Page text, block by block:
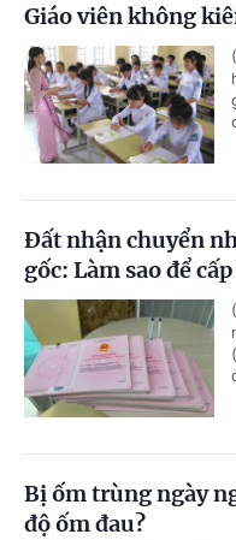
Giáo viên không
Đất nhận chuyển
gốc: Làm sao để cấp
Bị ốm trùng ngày
độ ốm đau?